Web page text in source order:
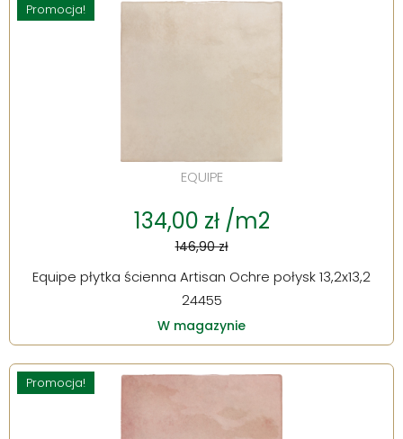
Promocja!
EQUIPE
134,00 zł /m2
146,90 zł
Equipe płytka ścienna Artisan Ochre połysk 13,2x13,2
24455
W magazynie
Promocja!